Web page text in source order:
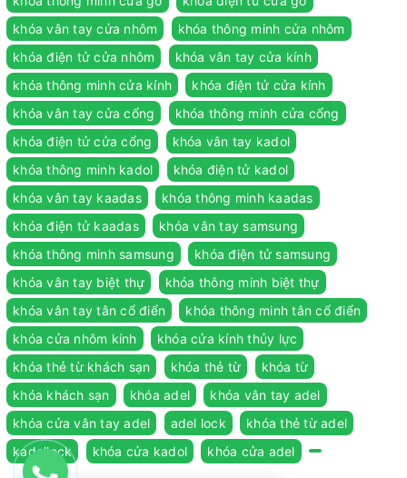
khóa vân tay cửa nhôm
khóa thông minh cửa nhôm
khóa điện tử cửa nhôm
khóa vân tay cửa kính
khóa thông minh cửa kính
khóa điện tử cửa kính
khóa vân tay cửa cổng
khóa thông minh cửa cổng
khóa điện tử cửa cổng
khóa vân tay kadol
khóa thông minh kadol
khóa điện tử kadol
khóa vân tay kaadas
khóa thông minh kaadas
khóa điện tử kaadas
khóa vân tay samsung
khóa thông minh samsung
khóa điện tử samsung
khóa vân tay biệt thự
khóa thông minh biệt thự
khóa vân tay tân cổ điển
khóa thông minh tân cổ điển
khóa cửa nhôm kính
khóa cửa kính thủy lực
khóa thẻ từ khách sạn
khóa thẻ từ
khóa từ
khóa khách sạn
khóa adel
khóa vân tay adel
khóa cửa vân tay adel
adel lock
khóa thẻ từ adel
kadollock
khóa cửa kadol khóa cửa adel